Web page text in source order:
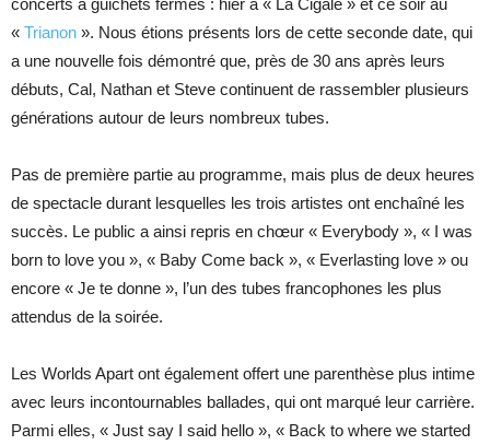
« Trianon ». Nous étions présents lors de cette seconde date, qui
a une nouvelle fois démontré que, près de 30 ans après leurs
débuts, Cal, Nathan et Steve continuent de rassembler plusieurs
générations autour de leurs nombreux tubes.
Pas de première partie au programme, mais plus de deux heures
de spectacle durant lesquelles les trois artistes ont enchaîné les
succès. Le public a ainsi repris en chœur « Everybody », « I was
born to love you », « Baby Come back », « Everlasting love » ou
encore « Je te donne », l’un des tubes francophones les plus
attendus de la soirée.
Les Worlds Apart ont également offert une parenthèse plus intime
avec leurs incontournables ballades, qui ont marqué leur carrière.
Parmi elles, « Just say I said hello », « Back to where we started